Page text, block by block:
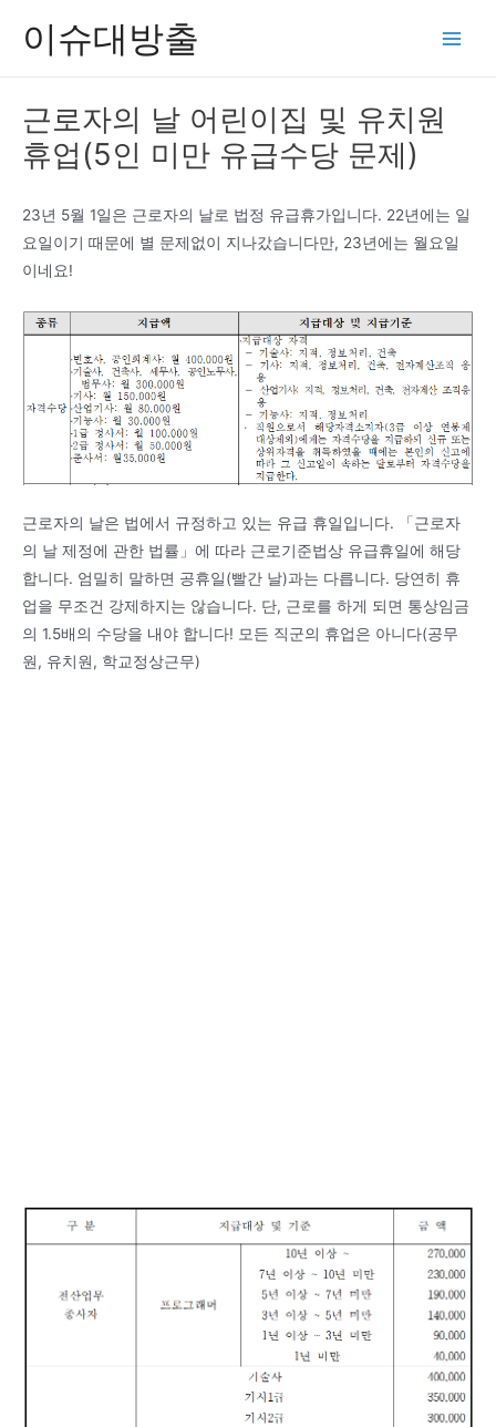
이슈대방출
근로자의 날 어린이집 및 유치원
휴업(5인 미만 유급수당 문제)
23년 5월 1일은 근로자의 날로 법정 유급휴가입니다. 22년에는 일
요일이기 때문에 별 문제없이 지나갔습니다만, 23년에는 월요일
이네요!
근로자의 날은 법에서 규정하고 있는 유급 휴일입니다. 「근로자
의 날 제정에 관한 법률」에 따라 근로기준법상 유급휴일에 해당
합니다. 엄밀히 말하면 공휴일(빨간 날)과는 다릅니다. 당연히 휴
업을 무조건 강제하지는 않습니다. 단, 근로를 하게 되면 통상임금
의 1.5배의 수당을 내야 합니다! 모든 직군의 휴업은 아니다(공무
원, 유치원, 학교정상근무)